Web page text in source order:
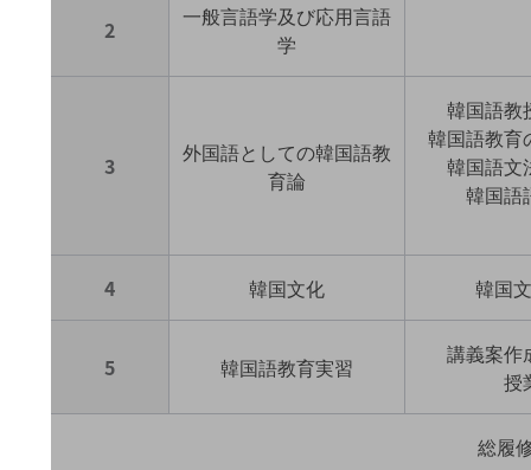
2
一般言語学及び応用言語
学
3
外国語としての韓国語教
育論
韓国語教
韓国語教育
韓国語文
韓国語
4 韓国文化 韓国
5 韓国語教育実習
講義案作
授
総履